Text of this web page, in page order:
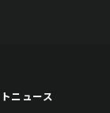
ニュース